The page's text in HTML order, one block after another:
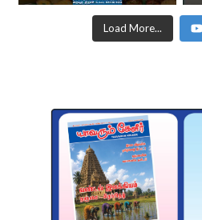
Load More...